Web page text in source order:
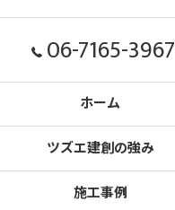
06-7165-3967
ホーム
ツズエ建創の強み
施工事例